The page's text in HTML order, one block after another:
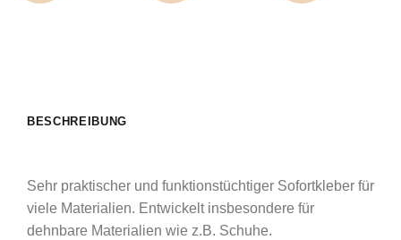
BESCHREIBUNG
Sehr praktischer und funktionstüchtiger Sofortkleber für
viele Materialien. Entwickelt insbesondere für
dehnbare Materialien wie z.B. Schuhe.